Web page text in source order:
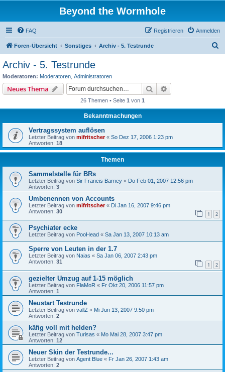
Beyond the Wormhole
FAQ Anmelden
Registrieren
Foren-Übersicht Sonstiges Archiv - 5. Testrunde
Archiv - 5. Testrunde
Moderatoren: Moderatoren Administratoren
Neues Thema Suche
26 Themen • Seite 1 von 1
Bekanntmachungen
Vertragssystem auflösen
Letzter Beitrag von mifritscher« So Dez 17, 2006 1:23 pm
Antworten: 18
Themen
Sammelstelle für BRs
Letzter Beitrag von Sir Francis Barney « Do Feb 01, 2007 12:56 pm
Antworten: 3
Umbenennen von Accounts
Letzter Beitrag von mifritscher« Di Jan 16, 2007 9:46 pm
Antworten: 30 1 2
Psychiater ecke
Letzter Beitrag von PooHead « Sa Jan 13, 2007 10:13 am
Sperre von Leuten in der 1.7
Letzter Beitrag von Naias « Sa Jan 06, 2007 2:43 pm
Antworten: 31 1 2
gezielter Umzug auf 1-15 möglich
Letzter Beitrag von FlaMoR « Fr Okt 20, 2006 11:57 pm
Antworten: 1
Neustart Testrunde
Letzter Beitrag von vallZ « Mi Jun 13, 2007 9:50 pm
Antworten: 2
käfig voll mit helden?
Letzter Beitrag von Turisas « Mo Mai 28, 2007 3:47 pm
Antworten: 12
Neuer Skin der Testrunde...
Letzter Beitrag von Agent Blue « Fr Jan 26, 2007 1:43 am
Antworten: 2